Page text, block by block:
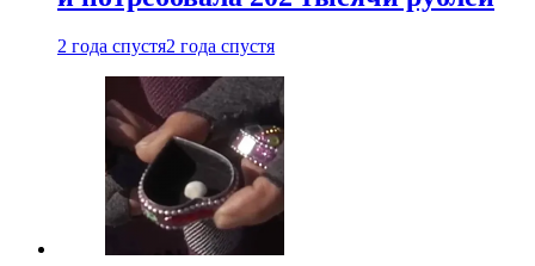
2 года спустя2 года спустя